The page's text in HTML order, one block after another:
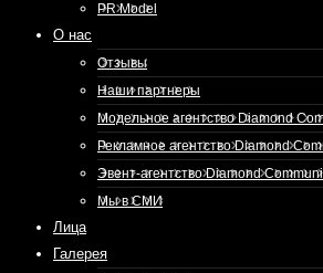
PR Model
О нас
Отзывы
Наши партнеры
Модельное агентство Diamond
Рекламное агентство Diamond
Эвент-агентство Diamond
Мы в СМИ
Лица
Галерея